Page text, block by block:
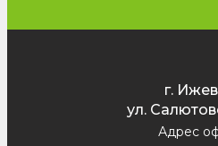
г.
ул.
Адрес